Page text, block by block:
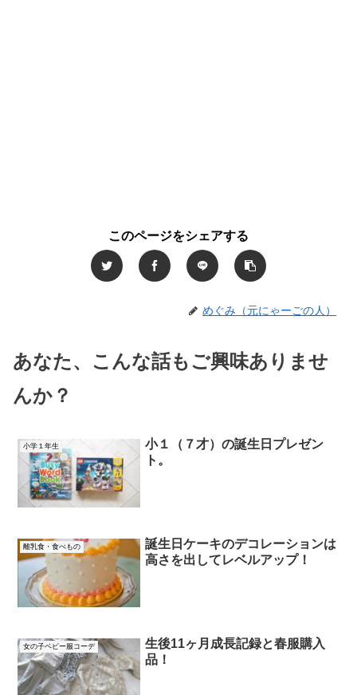
このページをシェアする
めぐみ（元にゃーごの人）
あなた、こんな話もご興味ありませ
んか？
小学１年生
小１（７才）の誕生日プレゼン
ト。
離乳食・食べもの
誕生日ケーキのデコレーションは
高さを出してレベルアップ！
女の子ベビー服コーデ
生後11ヶ月成長記録と春服購入
品！